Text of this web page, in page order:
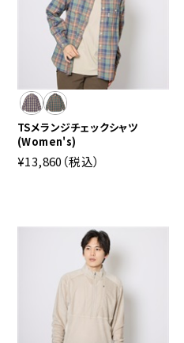
TSメランジチェックシャツ
(Women's)
¥13,860 （税込）